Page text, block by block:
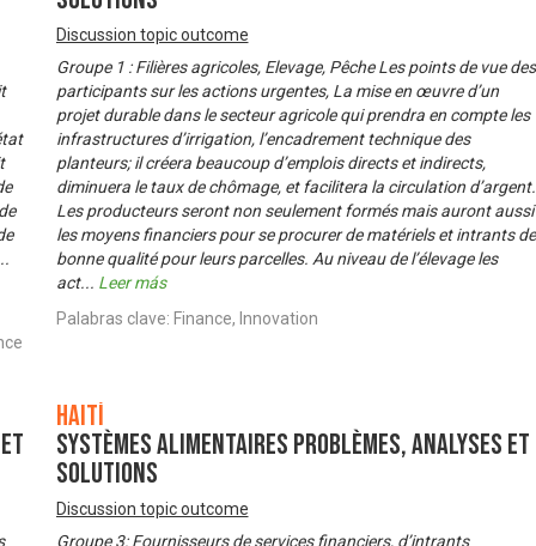
Discussion topic outcome
Groupe 1 : Filières agricoles, Elevage, Pêche Les points de vue des
participants sur les actions urgentes, La mise en œuvre d’un
projet durable dans le secteur agricole qui prendra en compte les
infrastructures d’irrigation, l’encadrement technique des
planteurs; il créera beaucoup d’emplois directs et indirects,
diminuera le taux de chômage, et facilitera la circulation d’argent.
Les producteurs seront non seulement formés mais auront aussi
les moyens financiers pour se procurer de matériels et intrants de
bonne qualité pour leurs parcelles. Au niveau de l’élevage les
act... Leer más
Palabras clave: Finance, Innovation
Haití
Systèmes alimentaires problèmes, analyses et
solutions
Discussion topic outcome
Groupe 3: Fournisseurs de services financiers, d’intrants